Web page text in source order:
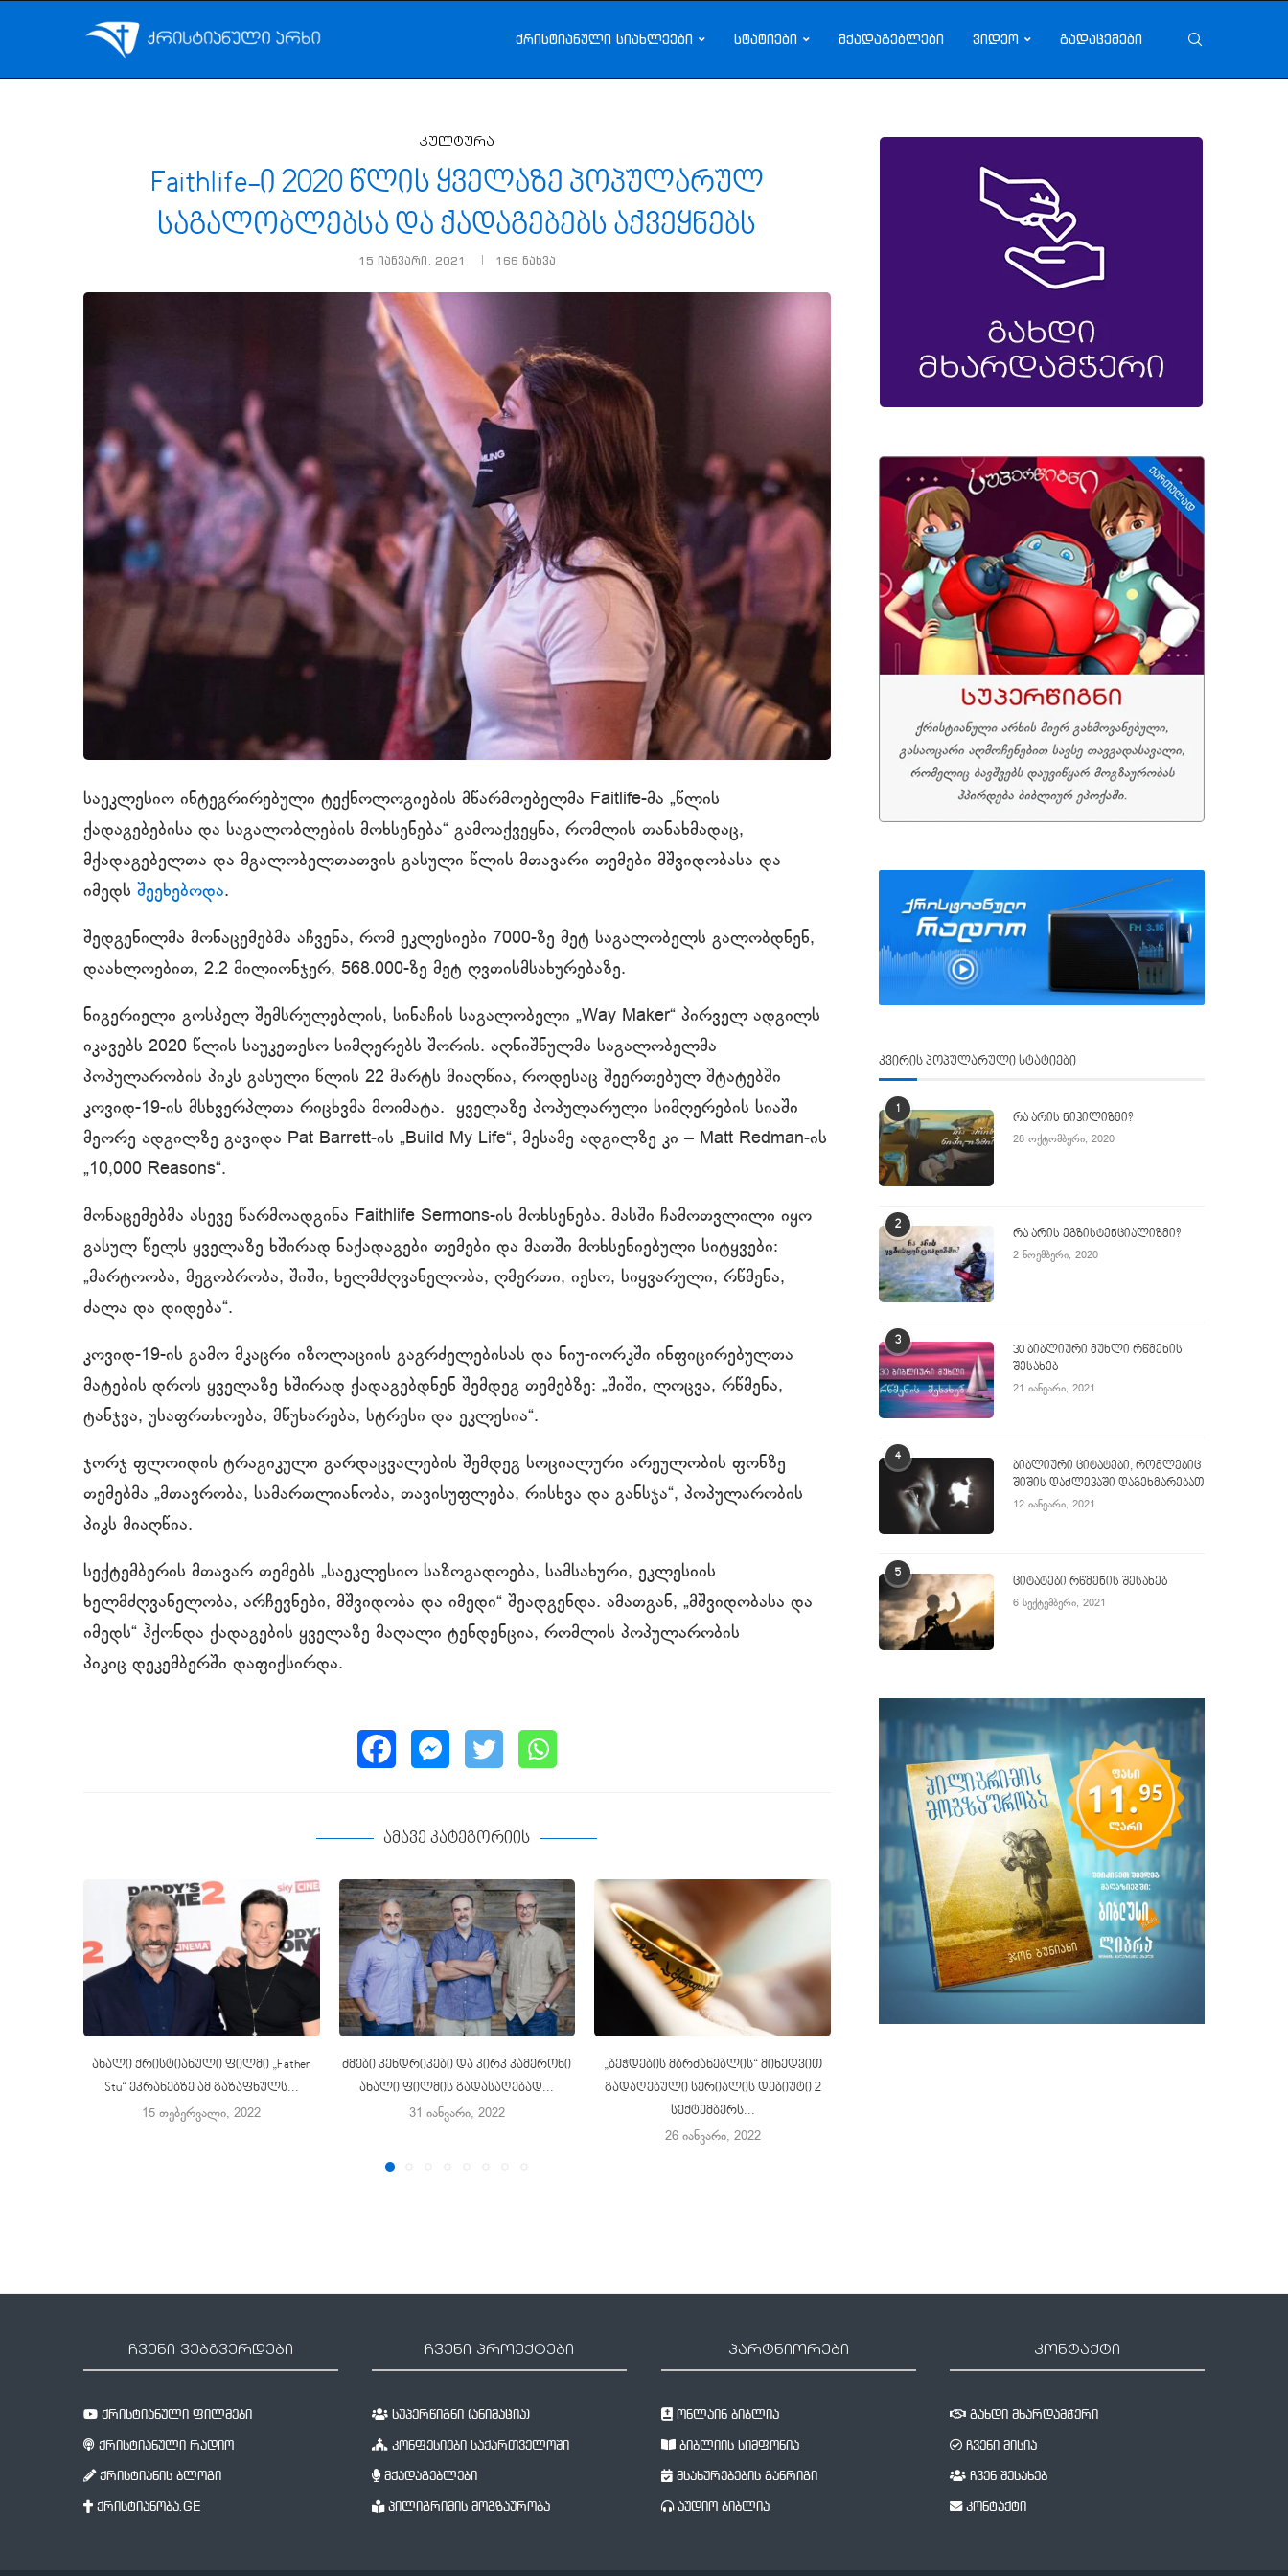
ქრისტიანული სიახლეები სტატიები მქადაგებლები ვიდეო გადაცემები
კულტურა
Faithlife-ი 2020 წლის ყველაზე პოპულარულ
საგალობლებსა და ქადაგებებს აქვეყნებს
15 იანვარი, 2021 166 ნახვა
საეკლესიო ინტეგრირებული ტექნოლოგიების მწარმოებელმა Faitlife-მა „წლის
ქადაგებებისა და საგალობლების მოხსენება“ გამოაქვეყნა, რომლის თანახმადაც,
მქადაგებელთა და მგალობელთათვის გასული წლის მთავარი თემები მშვიდობასა და
იმედს შეეხებოდა.
შედგენილმა მონაცემებმა აჩვენა, რომ ეკლესიები 7000-ზე მეტ საგალობელს გალობდნენ,
დაახლოებით, 2.2 მილიონჯერ, 568.000-ზე მეტ ღვთისმსახურებაზე.
ნიგერიელი გოსპელ შემსრულებლის, სინაჩის საგალობელი „Way Maker“ პირველ ადგილს
იკავებს 2020 წლის საუკეთესო სიმღერებს შორის. აღნიშნულმა საგალობელმა
პოპულარობის პიკს გასული წლის 22 მარტს მიაღწია, როდესაც შეერთებულ შტატებში
კოვიდ-19-ის მსხვერპლთა რიცხვმა მოიმატა. ყველაზე პოპულარული სიმღერების სიაში
მეორე ადგილზე გავიდა Pat Barrett-ის „Build My Life“, მესამე ადგილზე კი – Matt Redman-ის
„10,000 Reasons“.
მონაცემებმა ასევე წარმოადგინა Faithlife Sermons-ის მოხსენება. მასში ჩამოთვლილი იყო
გასულ წელს ყველაზე ხშირად ნაქადაგები თემები და მათში მოხსენიებული სიტყვები:
„მარტოობა, მეგობრობა, შიში, ხელმძღვანელობა, ღმერთი, იესო, სიყვარული, რწმენა,
ძალა და დიდება“.
კოვიდ-19-ის გამო მკაცრი იზოლაციის გაგრძელებისას და ნიუ-იორკში ინფიცირებულთა
მატების დროს ყველაზე ხშირად ქადაგებდნენ შემდეგ თემებზე: „შიში, ლოცვა, რწმენა,
ტანჯვა, უსაფრთხოება, მწუხარება, სტრესი და ეკლესია“.
ჯორჯ ფლოიდის ტრაგიკული გარდაცვალების შემდეგ სოციალური არეულობის ფონზე
თემებმა „მთავრობა, სამართლიანობა, თავისუფლება, რისხვა და განსჯა“, პოპულარობის
პიკს მიაღწია.
სექტემბერის მთავარ თემებს „საეკლესიო საზოგადოება, სამსახური, ეკლესიის
ხელმძღვანელობა, არჩევნები, მშვიდობა და იმედი“ შეადგენდა. ამათგან, „მშვიდობასა და
იმედს“ ჰქონდა ქადაგების ყველაზე მაღალი ტენდენცია, რომლის პოპულარობის
პიკიც დეკემბერში დაფიქსირდა.
ამავე კატეგორიის
ახალი ქრისტიანული ფილმი „Father
Stu“ ეკრანებზე ამ გაზაფხულს...
15 თებერვალი, 2022
ძმები კენდრიკები და კირკ კამერონი
ახალი ფილმის გადასაღებად...
31 იანვარი, 2022
„ბეჭდების მბრძანებლის“ მიხედვით
გადაღებული სერიალის დებიუტი 2
სექტემბერს...
26 იანვარი, 2022
კვირის პოპულარული სტატიები
1
რა არის ნიჰილიზმი?
28 ოქტომბერი, 2020
2
რა არის ეგზისტენციალიზმი?
2 ნოემბერი, 2020
3
30 ბიბლიური მუხლი რწმენის
შესახებ
21 იანვარი, 2021
4
ბიბლიური ციტატები, რომლებიც
შიშის დაძლევაში დაგეხმარებათ
12 იანვარი, 2021
5
ციტატები რწმენის შესახებ
6 სექტემბერი, 2021
ჩვენი ვებგვერდები
ქრისტიანული ფილმები
ქრისტიანული რადიო
ქრისტიანის ბლოგი
ქრისტიანობა.GE
ჩვენი პროექტები
სუპერწიგნი (ანიმაცია)
კონფესიები საქართველოში
მქადაგებლები
პილიგრიმის მოგზაურობა
პარტნიორები
ონლაინ ბიბლია
ბიბლიის სიმფონია
მსახურებების განრიგი
აუდიო ბიბლია
კონტაქტი
გახდი მხარდამჭერი
ჩვენი მისია
ჩვენ შესახებ
კონტაქტი